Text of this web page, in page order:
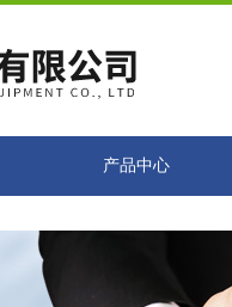
产品中心